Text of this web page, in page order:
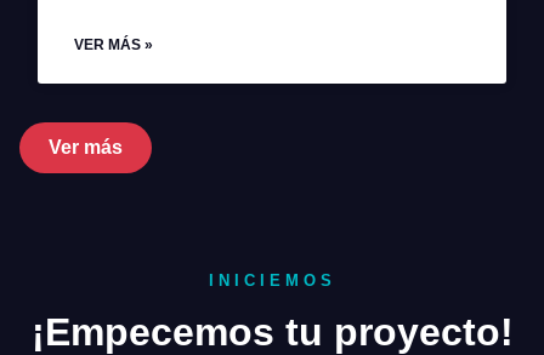
VER MÁS »
Ver más
INICIEMOS
¡Empecemos tu proyecto!